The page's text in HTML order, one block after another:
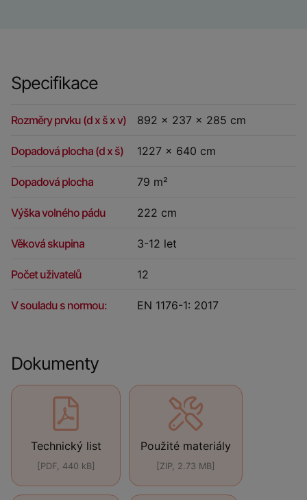
Specifikace
Rozměry prvku (d x š x v) 892 x 237 x 285 cm
Dopadová plocha (d x š) 1227 x 640 cm
Dopadová plocha 79 m²
Výška volného pádu 222 cm
Věková skupina 3-12 let
Počet uživatelů 12
V souladu s normou: EN 1176-1: 2017
Dokumenty
Technický list
[PDF, 440 kB]
Použité materiály
[ZIP, 2.73 MB]